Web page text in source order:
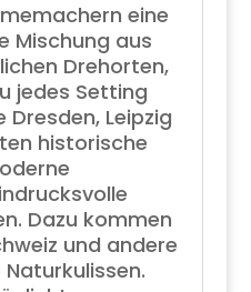
eine
Mischung aus
Drehorten,
jedes Setting
Dresden, Leipzig
historische
Dazu kommen
und andere